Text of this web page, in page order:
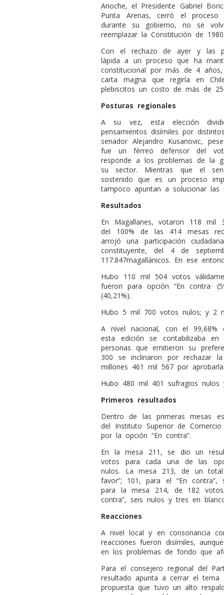
Anoche, el Presidente Gabriel
Punta Arenas, cerró el proceso
durante su gobierno, no se
reemplazar la Constitución de
Con el rechazo de ayer y las
lápida a un proceso que ha
constitucional por más de 4
carta magna que regiría en
plebiscitos un costo de más de
Posturas regionales
A su vez, esta elección
pensamientos disímiles por
senador Alejandro Kusanovic,
fue un férreo defensor del
responde a los problemas de la
su sector. Mientras que el
sostenido que es un proceso
tampoco apuntan a solucionar las
Resultados
En Magallanes, votaron 118 mil
del 100% de las 414 mesas
arrojó una participación
constituyente, del 4 de
117.847magallánicos. En ese
Hubo 110 mil 504 votos
fueron para opción “En contra·
(40,21%).
Hubo 5 mil 700 votos nulos; y 2
A nivel nacional, con el 99,68%
esta edición se contabilizaba
personas que emitieron su
300 se inclinaron por rechazar
millones 461 mil 567 por aprobarla
Hubo 480 mil 401 sufragios
Primeros resultados
Dentro de las primeras mesas
del Instituto Superior de
por la opción “En contra”.
En la mesa 211, se dio un
votos para cada una de las
nulos. La mesa 213, de un
favor”; 101, para el “En
para la mesa 214, de 182
contra”, seis nulos y tres en
Reacciones
A nivel local y en consonancia
reacciones fueron disímiles,
en los problemas de fondo que
Para el consejero regional del
resultado apunta a cerrar el tema
propuesta que tuvo un alto